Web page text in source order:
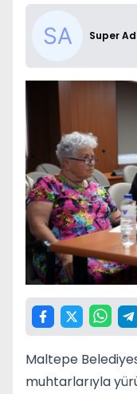
Super
Maltepe
muhtarlarıyla